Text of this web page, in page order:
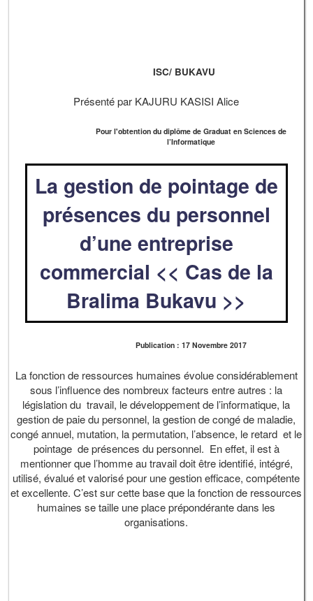
ISC/ BUKAVU
Présenté par KAJURU KASISI Alice
Pour l'obtention du diplôme de Graduat en Sciences de
l’Informatique
La gestion de pointage de
présences du personnel
d’une entreprise
commercial << Cas de la
Bralima Bukavu >>
Publication : 17 Novembre 2017
La fonction de ressources humaines évolue considérablement
sous l’influence des nombreux facteurs entre autres : la
législation du travail, le développement de l’informatique, la
gestion de paie du personnel, la gestion de congé de maladie,
congé annuel, mutation, la permutation, l’absence, le retard et le
pointage de présences du personnel. En effet, il est à
mentionner que l’homme au travail doit être identifié, intégré,
utilisé, évalué et valorisé pour une gestion efficace, compétente
et excellente. C’est sur cette base que la fonction de ressources
humaines se taille une place prépondérante dans les
organisations.